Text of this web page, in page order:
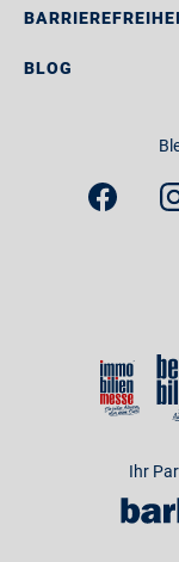
BLOG
Ihr